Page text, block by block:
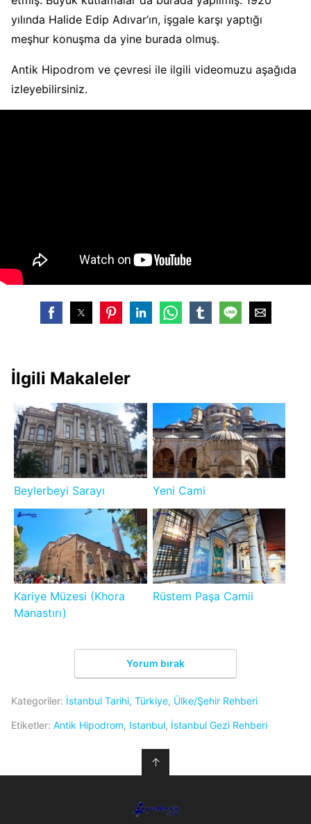
yılında Halide Edip Adıvar’ın, işgale karşı yaptığı
meşhur konuşma da yine burada olmuş.
Antik Hipodrom ve çevresi ile ilgili videomuzu aşağıda
izleyebilirsiniz.
İlgili Makaleler
Beylerbeyi Sarayı Yeni Cami
Kariye Müzesi (Khora
Manastırı)
Rüstem Paşa Camii
Yorum bırak
Kategoriler: İstanbul Tarihi, Türkiye, Ülke/Şehir Rehberi
Etiketler: Antik Hipodrom, Istanbul, İstanbul Gezi Rehberi
↑